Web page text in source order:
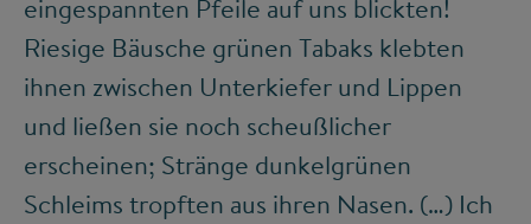
eingespannten Pfeile auf uns blickten!
Riesige Bäusche grünen Tabaks klebten
ihnen zwischen Unterkiefer und Lippen
und ließen sie noch scheußlicher
erscheinen; Stränge dunkelgrünen
Schleims tropften aus ihren Nasen. (…) Ich